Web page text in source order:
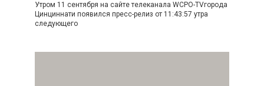
Утром 11 сентября на сайте телеканала WCPO-TVгорода
Цинциннати появился пресс-релиз от 11:43:57 утра
следующего